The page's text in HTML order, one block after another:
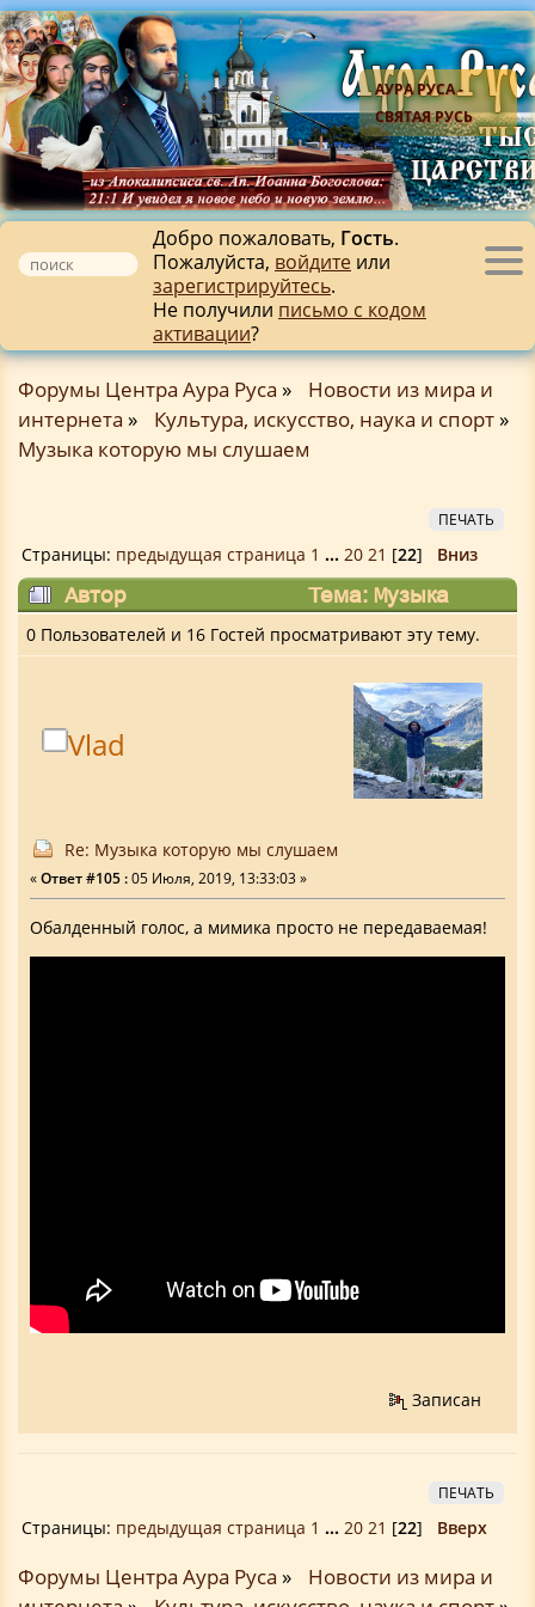
АУРА РУСА -
СВЯТАЯ РУСЬ
Добро пожаловать, Гость.
Пожалуйста, войдите или
зарегистрируйтесь.
Не получили письмо с кодом
активации?
Форумы Центра Аура Руса »
Новости из мира и
интернета » Культура, искусство, наука и спорт»
Музыка которую мы слушаем
ПЕЧАТЬ
Страницы: предыдущая страница 1 ... 20 21 [22] Вниз
Автор
Тема: Музыка
которую мы слушаем (Прочитано 242406
раз)
0 Пользователей и 16 Гостей просматривают эту тему.
Vlad
Re: Музыка которую мы слушаем
«Ответ #105 :05 Июля, 2019, 13:33:03 »
Обалденный голос, а мимика просто не передаваемая!
Записан
ПЕЧАТЬ
Страницы: предыдущая страница 1 ... 20 21 [22] Вверх
Форумы Центра Аура Руса »
Новости из мира и